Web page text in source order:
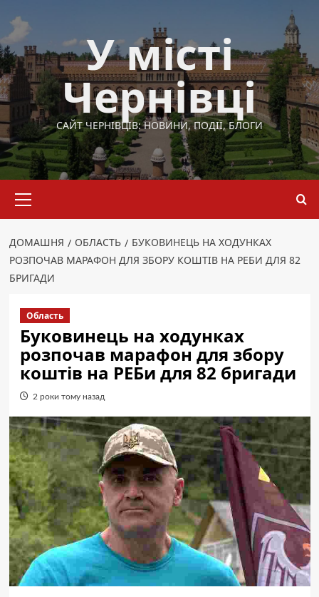
до
вмісту
У місті
Чернівці
САЙТ ЧЕРНІВЦІВ: НОВИНИ, ПОДІЇ, БЛОГИ
меню
ДОМАШНЯ ОБЛАСТЬ
БУКОВИНЕЦЬ НА ХОДУНКАХ
РОЗПОЧАВ МАРАФОН ДЛЯ ЗБОРУ КОШТІВ НА РЕБИ ДЛЯ 82
БРИГАДИ
Область
Буковинець на ходунках
розпочав марафон для збору
коштів на РЕБи для 82 бригади
2 роки тому назад